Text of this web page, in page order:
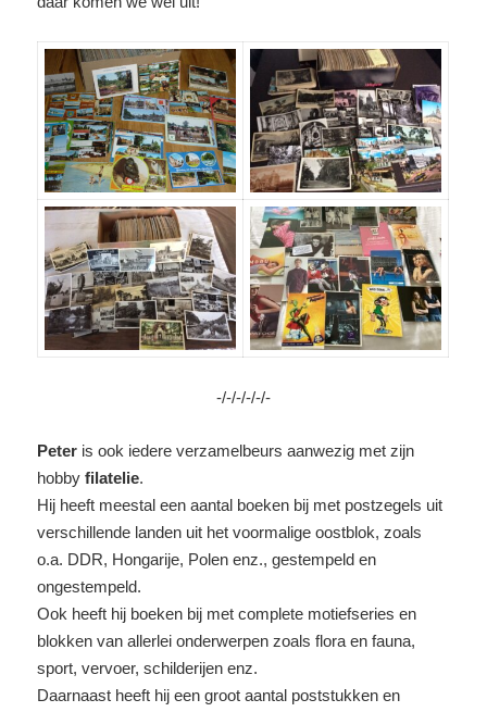
-/-/-/-/-/-
Peter is ook iedere verzamelbeurs aanwezig met zijn
hobbyfilatelie.
Hij heeft meestal een aantal boeken bij met postzegels uit
verschillende landen uit het voormalige oostblok, zoals
o.a. DDR, Hongarije, Polen enz., gestempeld en
ongestempeld.
Ook heeft hij boeken bij met complete motiefseries en
blokken van allerlei onderwerpen zoals flora en fauna,
sport, vervoer, schilderijen enz.
Daarnaast heeft hij een groot aantal poststukken en